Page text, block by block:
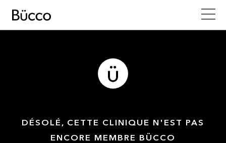
DÉSOLÉ, CETTE CLINIQUE N'EST PAS
ENCORE MEMBRE BÜCCO